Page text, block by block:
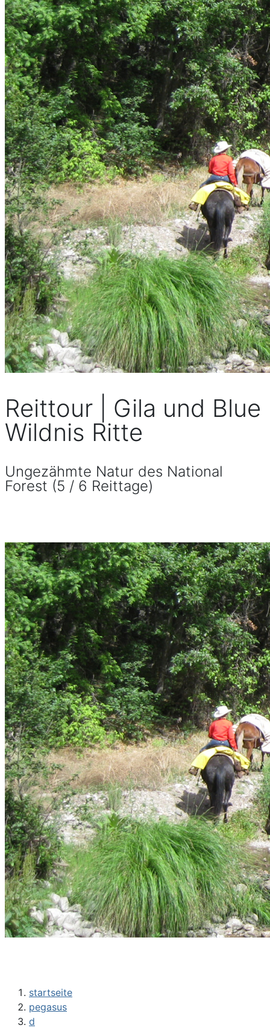
Reittour | Gila und Blue
Wildnis Ritte
Ungezähmte Natur des National
Forest (5 / 6 Reittage)
startseite
pegasus
d